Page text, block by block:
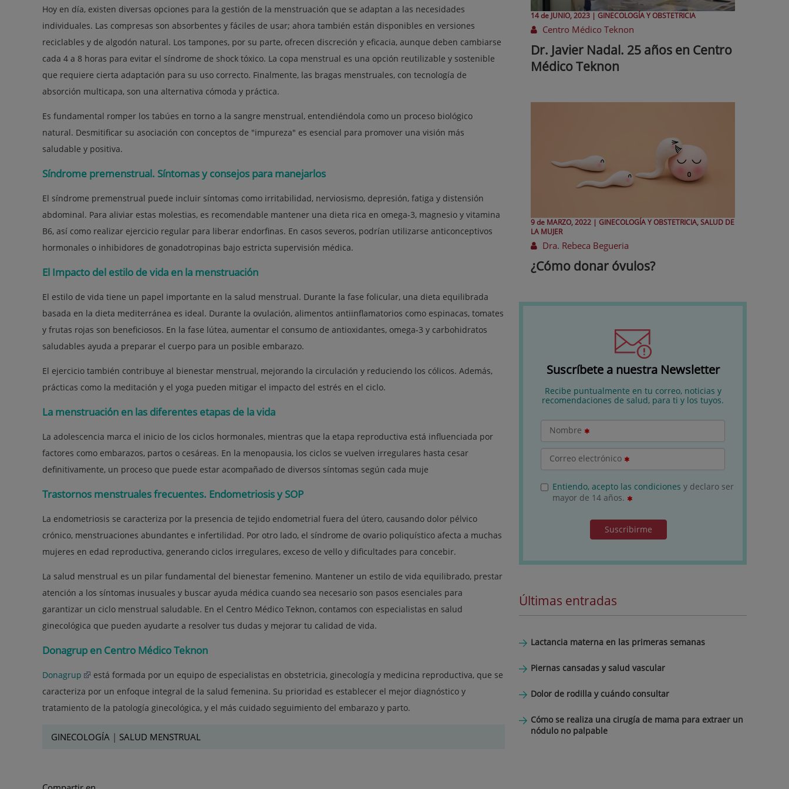
Hoy en día, existen diversas opciones para la gestión de la menstruación que se adaptan a las necesidades
individuales. Las compresas son absorbentes y fáciles de usar; ahora también están disponibles en versiones
reciclables y de algodón natural. Los tampones, por su parte, ofrecen discreción y eficacia, aunque deben cambiarse
cada 4 a 8 horas para evitar el síndrome de shock tóxico. La copa menstrual es una opción reutilizable y sostenible
que requiere cierta adaptación para su uso correcto. Finalmente, las bragas menstruales, con tecnología de
absorción multicapa, son una alternativa cómoda y práctica.
Es fundamental romper los tabúes en torno a la sangre menstrual, entendiéndola como un proceso biológico
natural. Desmitificar su asociación con conceptos de "impureza" es esencial para promover una visión más
saludable y positiva.
Síndrome premenstrual. Síntomas y consejos para manejarlos
El síndrome premenstrual puede incluir síntomas como irritabilidad, nerviosismo, depresión, fatiga y distensión
abdominal. Para aliviar estas molestias, es recomendable mantener una dieta rica en omega-3, magnesio y vitamina
B6, así como realizar ejercicio regular para liberar endorfinas. En casos severos, podrían utilizarse anticonceptivos
hormonales o inhibidores de gonadotropinas bajo estricta supervisión médica.
El Impacto del estilo de vida en la menstruación
El estilo de vida tiene un papel importante en la salud menstrual. Durante la fase folicular, una dieta equilibrada
basada en la dieta mediterránea es ideal. Durante la ovulación, alimentos antiinflamatorios como espinacas, tomates
y frutas rojas son beneficiosos. En la fase lútea, aumentar el consumo de antioxidantes, omega-3 y carbohidratos
saludables ayuda a preparar el cuerpo para un posible embarazo.
El ejercicio también contribuye al bienestar menstrual, mejorando la circulación y reduciendo los cólicos. Además,
prácticas como la meditación y el yoga pueden mitigar el impacto del estrés en el ciclo.
La menstruación en las diferentes etapas de la vida
La adolescencia marca el inicio de los ciclos hormonales, mientras que la etapa reproductiva está influenciada por
factores como embarazos, partos o cesáreas. En la menopausia, los ciclos se vuelven irregulares hasta cesar
definitivamente, un proceso que puede estar acompañado de diversos síntomas según cada muje
Trastornos menstruales frecuentes. Endometriosis y SOP
La endometriosis se caracteriza por la presencia de tejido endometrial fuera del útero, causando dolor pélvico
crónico, menstruaciones abundantes e infertilidad. Por otro lado, el síndrome de ovario poliquístico afecta a muchas
mujeres en edad reproductiva, generando ciclos irregulares, exceso de vello y dificultades para concebir.
La salud menstrual es un pilar fundamental del bienestar femenino. Mantener un estilo de vida equilibrado, prestar
atención a los síntomas inusuales y buscar ayuda médica cuando sea necesario son pasos esenciales para
garantizar un ciclo menstrual saludable. En el Centro Médico Teknon, contamos con especialistas en salud
ginecológica que pueden ayudarte a resolver tus dudas y mejorar tu calidad de vida.
Donagrup en Centro Médico Teknon
Donagrup
está formada por un equipo de especialistas en obstetricia, ginecología y medicina reproductiva, que se
caracteriza por un enfoque integral de la salud femenina. Su prioridad es establecer el mejor diagnóstico y
tratamiento de la patología ginecológica, y el más cuidado seguimiento del embarazo y parto.
GINECOLOGÍA | SALUD MENSTRUAL
14 de JUNIO, 2023 | GINECOLOGÍA Y OBSTETRICIA
Centro Médico Teknon
Dr. Javier Nadal. 25 años en Centro
Médico Teknon
9 de MARZO, 2022 | GINECOLOGÍA Y OBSTETRICIA, SALUD DE
LA MUJER
Dra. Rebeca Begueria
¿Cómo donar óvulos?
Suscríbete a nuestra Newsletter
Recibe puntualmente en tu correo, noticias y
recomendaciones de salud, para ti y los tuyos.
Nombre
Correo electrónico
Entiendo, acepto las condiciones y declaro ser
mayor de 14 años.
Suscribirme
Últimas entradas
Lactancia materna en las primeras semanas
Piernas cansadas y salud vascular
Dolor de rodilla y cuándo consultar
Cómo se realiza una cirugía de mama para extraer un
nódulo no palpable